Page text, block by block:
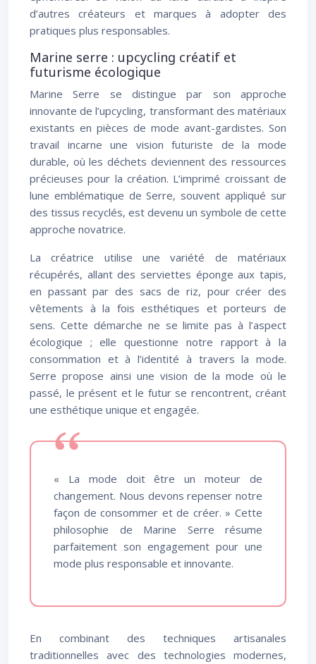
d’autres créateurs et marques à adopter des
pratiques plus responsables.
Marine serre : upcycling créatif et
futurisme écologique
Marine Serre se distingue par son approche
innovante de l’upcycling, transformant des matériaux
existants en pièces de mode avant-gardistes. Son
travail incarne une vision futuriste de la mode
durable, où les déchets deviennent des ressources
précieuses pour la création. L’imprimé croissant de
lune emblématique de Serre, souvent appliqué sur
des tissus recyclés, est devenu un symbole de cette
approche novatrice.
La créatrice utilise une variété de matériaux
récupérés, allant des serviettes éponge aux tapis,
en passant par des sacs de riz, pour créer des
vêtements à la fois esthétiques et porteurs de
sens. Cette démarche ne se limite pas à l’aspect
écologique ; elle questionne notre rapport à la
consommation et à l’identité à travers la mode.
Serre propose ainsi une vision de la mode où le
passé, le présent et le futur se rencontrent, créant
une esthétique unique et engagée.
« La mode doit être un moteur de
changement. Nous devons repenser notre
façon de consommer et de créer. » Cette
philosophie de Marine Serre résume
parfaitement son engagement pour une
mode plus responsable et innovante.
En combinant des techniques artisanales
traditionnelles avec des technologies modernes,